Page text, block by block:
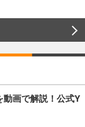
動画で解説！公式Y